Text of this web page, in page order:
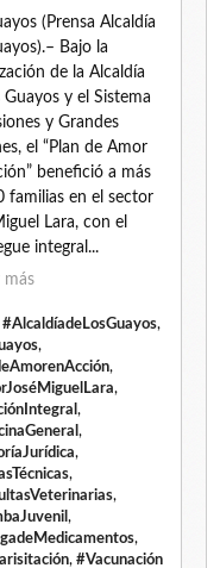
(Prensa Alcaldía
Bajo la
de la Alcaldía
Guayos y el Sistema
y Grandes
el “Plan de Amor
benefició a más
familias en el sector
Lara, con el
integral...
más
#AlcaldíadeLosGuayos,
,
,
,
,
,
,
,
,
,
,
, #Vacunación